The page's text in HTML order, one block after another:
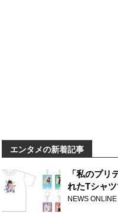
エンタメの新着記事
「私のプリ
れたTシャ
天下無双』
NEWS